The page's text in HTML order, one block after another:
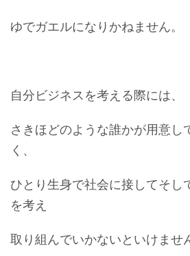
ゆでガエルになりかねません。
自分ビジネスを考える際には、
さきほどのような誰かが用意し
く、
ひとり生身で社会に接してそし
を考え
取り組んでいかないといけませ